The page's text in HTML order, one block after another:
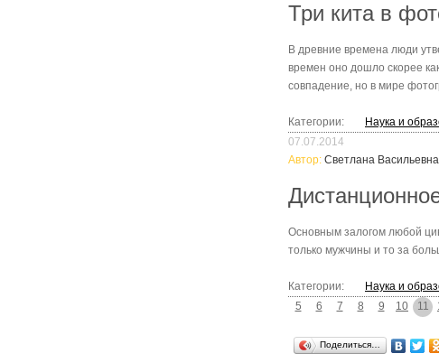
Три кита в
В древние времена люди
времен оно дошло скорее
совпадение, но в мире
Категории: Наука и
07.07.2014
Автор: Светлана Васильевна
Основным залогом любой
только мужчины и то за
Категории: Наука и
5 6 7 8 9 10 11
Поделиться…